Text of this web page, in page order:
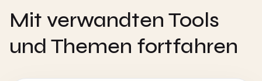
Mit verwandten Tools
und Themen fortfahren